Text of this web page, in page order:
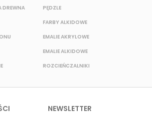
DREWNA
PĘDZLE
FARBY ALKIDOWE
EMALIE AKRYLOWE
EMALIE ALKIDOWE
ROZCIEŃCZALNIKI
NEWSLETTER